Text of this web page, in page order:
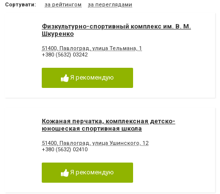
Сортувати: за рейтингом за переглядами
Физкультурно-спортивный комплекс им. В. М.
Шкуренко
51400, Павлоград, улица Тельмана, 1
+380 (5632) 03242
Я рекомендую
Кожаная перчатка, комплексная детско-
юношеская спортивная школа
51400, Павлоград, улица Ушинского, 12
+380 (5632) 02410
Я рекомендую